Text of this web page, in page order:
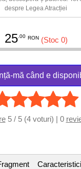
despre Legea Atracției
25.00 RON (Stoc 0)
mă când e
5 / 5 (4 voturi) | 0
Caracteristici